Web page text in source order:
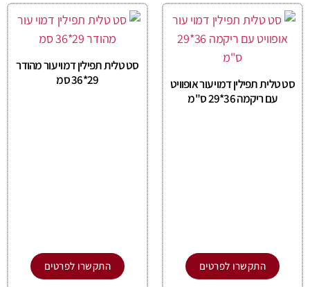
סט טלית תפילין דמוי עור אופוויט
עם ריקמה 36*29 ס"מ
התקשרו לפרטים
סט טלית תפילין דמוי עור מהודר
29*36 סמ
התקשרו לפרטים